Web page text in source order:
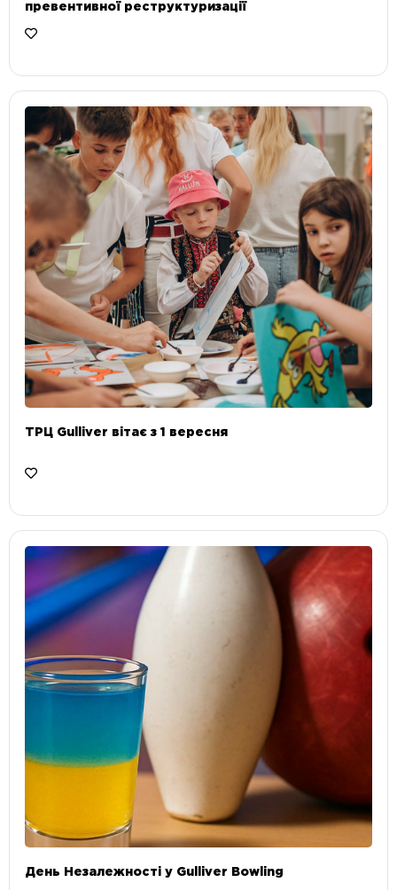
превентивної реструктуризації
ТРЦ Gulliver вітає з 1 вересня
День Незалежності у Gulliver Bowling